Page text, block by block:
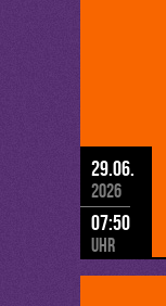
29.06.
2026
07:50
Uhr